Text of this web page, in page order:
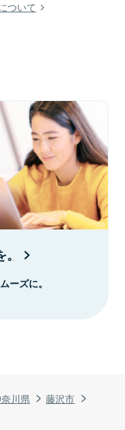
川県
藤沢市
ついて
ーズに。